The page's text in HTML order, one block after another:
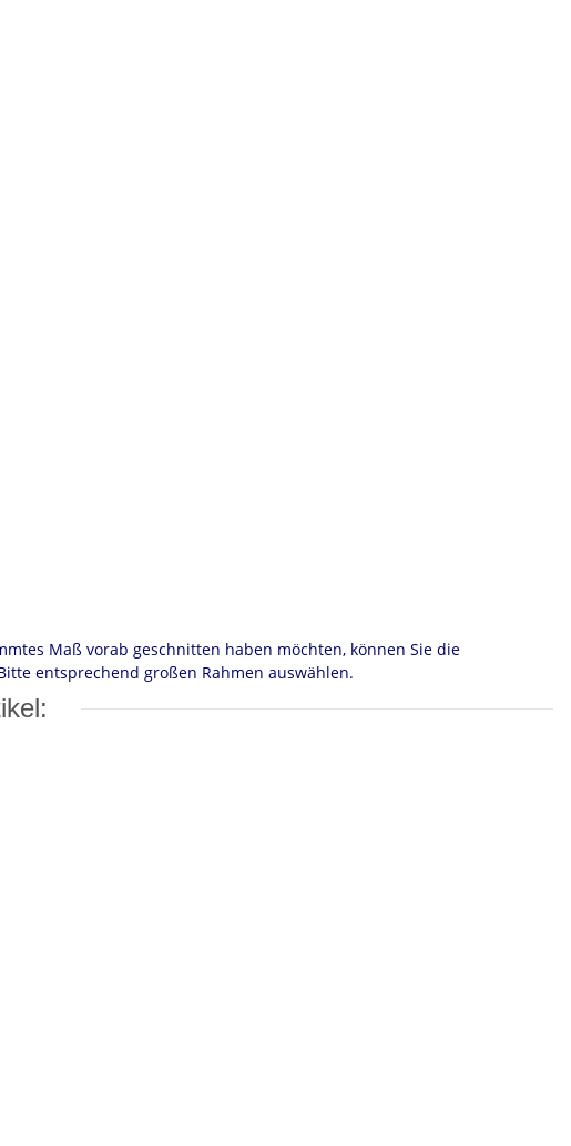
Maß vorab geschnitten haben möchten, können Sie die
entsprechend großen Rahmen auswählen.